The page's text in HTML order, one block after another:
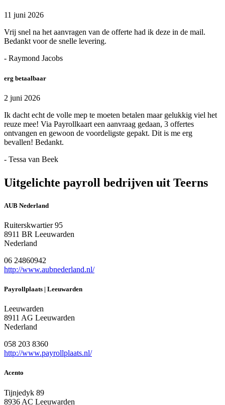
11 juni 2026
Vrij snel na het aanvragen van de offerte had ik deze in de mail.
Bedankt voor de snelle levering.
- Raymond Jacobs
erg betaalbaar
2 juni 2026
Ik dacht echt de volle mep te moeten betalen maar gelukkig viel het
reuze mee! Via Payrollkaart een aanvraag gedaan, 3 offertes
ontvangen en gewoon de voordeligste gepakt. Dit is me erg
bevallen! Bedankt.
- Tessa van Beek
Uitgelichte payroll bedrijven uit Teerns
AUB Nederland
Ruiterskwartier 95
8911 BR Leeuwarden
Nederland
06 24860942
http://www.aubnederland.nl/
Payrollplaats | Leeuwarden
Leeuwarden
8911 AG Leeuwarden
Nederland
058 203 8360
http://www.payrollplaats.nl/
Acento
Tijnjedyk 89
8936 AC Leeuwarden